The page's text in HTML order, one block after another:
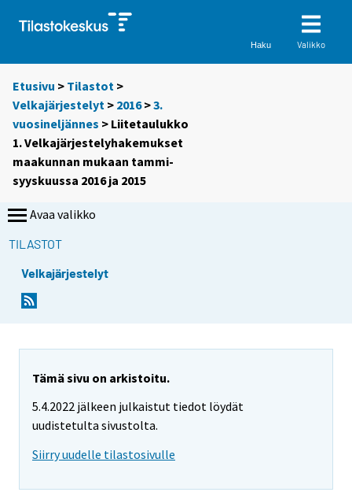
Haku Valikko
Etusivu > Tilastot >
Velkajärjestelyt > 2016>3.
vuosineljännes > Liitetaulukko
1. Velkajärjestelyhakemukset
maakunnan mukaan tammi-
syyskuussa 2016 ja 2015
Avaa valikko
TILASTOT
Velkajärjestelyt
Tämä sivu on arkistoitu.
5.4.2022 jälkeen julkaistut tiedot löydät
uudistetulta sivustolta.
Siirry uudelle tilastosivulle